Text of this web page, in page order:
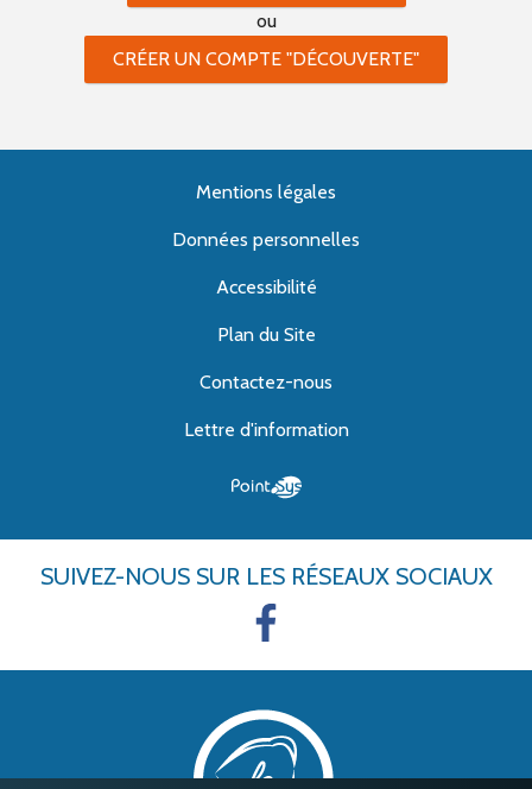
ou
CRÉER UN COMPTE "DÉCOUVERTE"
Mentions légales
Données personnelles
Accessibilité
Plan du Site
Contactez-nous
Lettre d'information
SUIVEZ-NOUS SUR LES RÉSEAUX SOCIAUX